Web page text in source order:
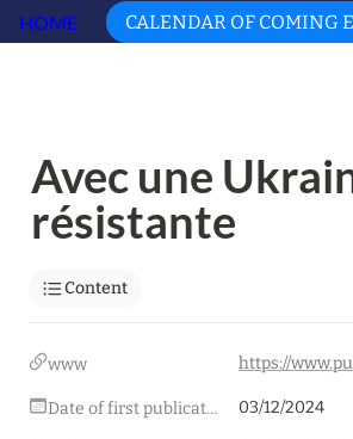
HOME CALENDAR OF COMING
Avec une
résistante
Content
www
Date of first publication 03/12/2024